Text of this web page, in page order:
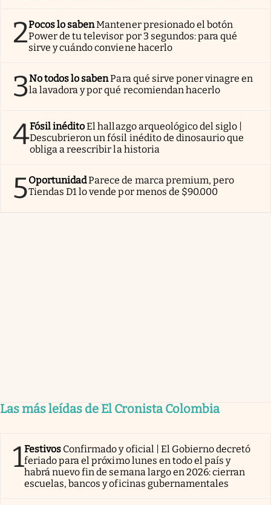
2Pocos lo sabenMantener presionado el botón
Power de tu televisor por 3 segundos: para qué
sirve y cuándo conviene hacerlo
3No todos lo sabenPara qué sirve poner vinagre en
la lavadora y por qué recomiendan hacerlo
4Fósil inéditoEl hallazgo arqueológico del siglo |
Descubrieron un fósil inédito de dinosaurio que
obliga a reescribir la historia
5OportunidadParece de marca premium, pero
Tiendas D1 lo vende por menos de $90.000
Las más leídas de El Cronista Colombia
1Festivos Confirmado y oficial | El Gobierno decretó
feriado para el próximo lunes en todo el país y
habrá nuevo fin de semana largo en 2026: cierran
escuelas, bancos y oficinas gubernamentales